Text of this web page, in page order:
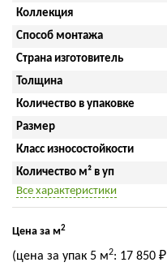
Коллекция
Способ монтажа
Страна изготовитель
Толщина
Количество в упаковке
Размер
Класс износостойкости
Количество м² в уп
Все характеристики
Цена за м2
(цена за упак 5 м2: 17 850 ₽